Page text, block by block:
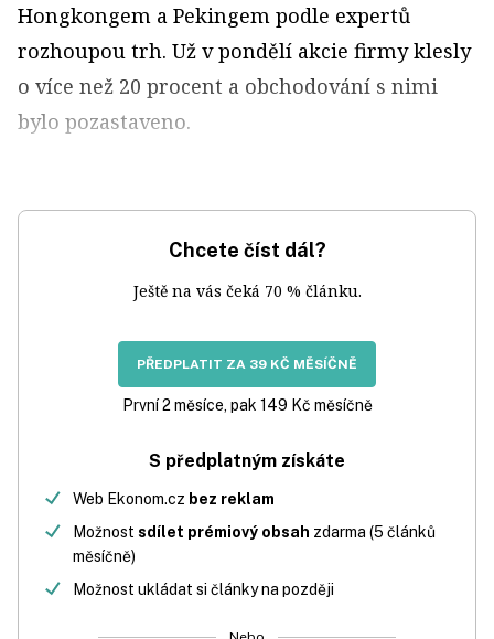
Hongkongem a Pekingem podle expertů
rozhoupou trh. Už v pondělí akcie firmy klesly
o více než 20 procent a obchodování s nimi
bylo pozastaveno.
Chcete číst dál?
Ještě na vás čeká 70 % článku.
PŘEDPLATIT ZA 39 KČ MĚSÍČNĚ
První 2 měsíce, pak 149 Kč měsíčně
S předplatným získáte
Web Ekonom.cz bez reklam
Možnost sdílet prémiový obsah zdarma (5 článků
měsíčně)
Možnost ukládat si články na později